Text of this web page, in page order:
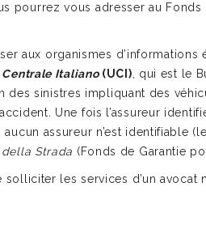
pourrez vous adresser au
aux organismes
Italiano(UCI) , qui est le
des sinistres impliquant des
Une fois l’assureur
assureur n’est
Strada (Fonds de Garantie
les services d’un avocat